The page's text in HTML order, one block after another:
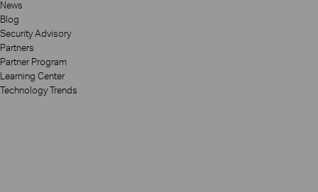
News
Blog
Security Advisory
Partners
Partner Program
Learning Center
Technology Trends